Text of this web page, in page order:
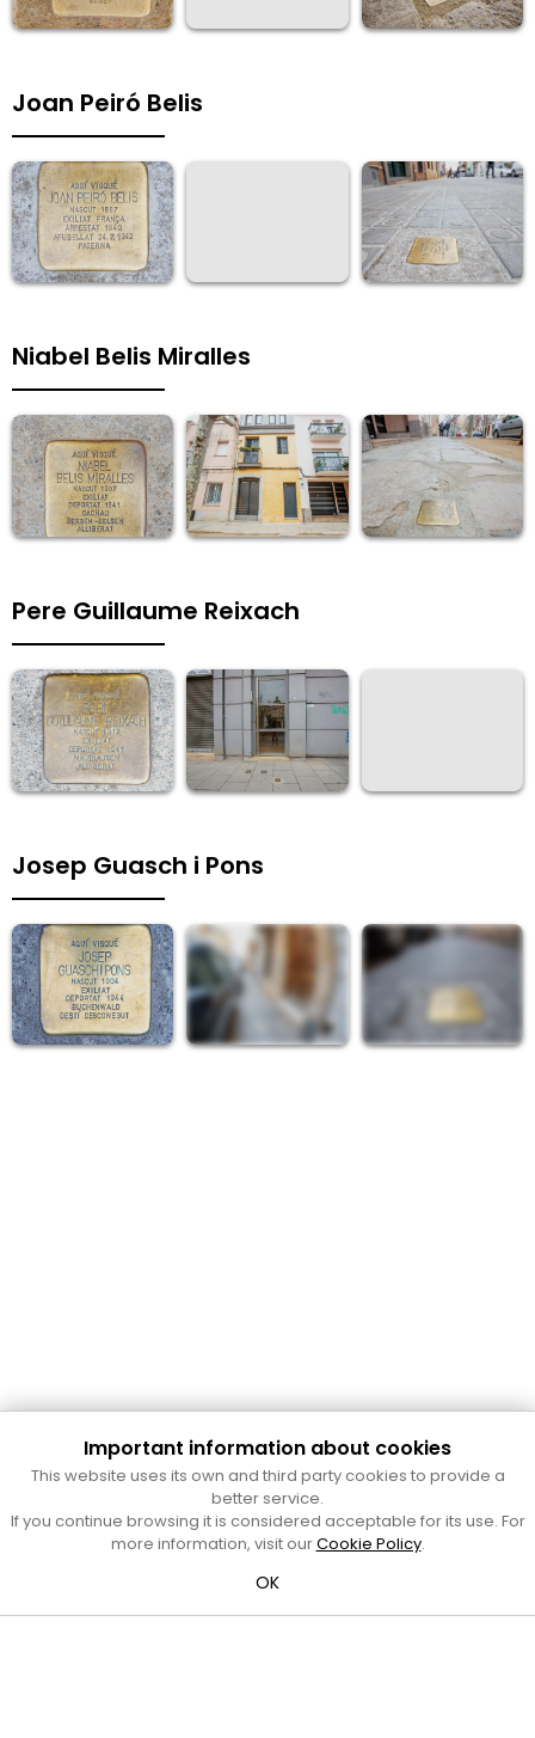
Joan Peiró Belis
Niabel Belis Miralles
Pere Guillaume Reixach
Josep Guasch i Pons
Cultura Mataró
Ajuntament de Mataró
C. de Sant Josep, 9 (Mataró, 08302)
Horari d'obertura: dilluns, dimecres i divendres de 10 a 13 h.
al telèfon al 93 758 23 61
Bústia ciutadana
Important information about cookies
This website uses its own and third party cookies to provide a
better service.
If you continue browsing it is considered acceptable for its use. For
more information, visit ourCookie Policy.
OK